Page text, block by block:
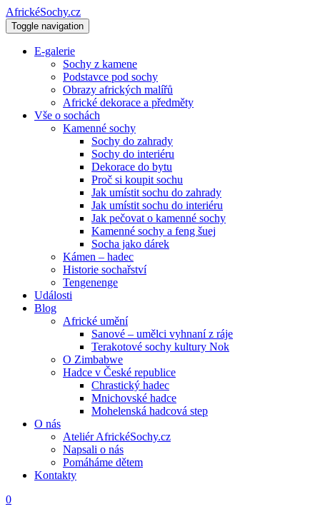
AfrickéSochy.cz
Toggle navigation
E-galerie
Sochy z kamene
Podstavce pod sochy
Obrazy afrických malířů
Africké dekorace a předměty
Vše o sochách
Kamenné sochy
Sochy do zahrady
Sochy do interiéru
Dekorace do bytu
Proč si koupit sochu
Jak umístit sochu do zahrady
Jak umístit sochu do interiéru
Jak pečovat o kamenné sochy
Kamenné sochy a feng šuej
Socha jako dárek
Kámen – hadec
Historie sochařství
Tengenenge
Události
Blog
Africké umění
Sanové – umělci vyhnaní z ráje
Terakotové sochy kultury Nok
O Zimbabwe
Hadce v České republice
Chrastický hadec
Mnichovské hadce
Mohelenská hadcová step
O nás
Ateliér AfrickéSochy.cz
Napsali o nás
Pomáháme dětem
Kontakty
0